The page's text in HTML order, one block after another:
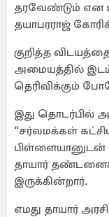
தரவேண்டும் என
தயாபரராஜ்
குறித்த
அமையத்தில்
தெரிவிக்கும்
இது தொடர்பில்
“சர்வமக்கள்
பிள்ளையானுடன்
தாயார்
இருக்கின்றார்.
எமது தாயார்